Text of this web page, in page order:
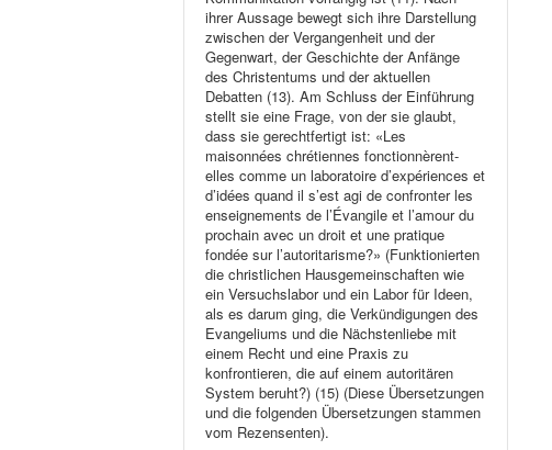
ihrer Aussage bewegt sich ihre Darstellung
zwischen der Vergangenheit und der
Gegenwart, der Geschichte der Anfänge
des Christentums und der aktuellen
Debatten (13). Am Schluss der Einführung
stellt sie eine Frage, von der sie glaubt,
dass sie gerechtfertigt ist: «Les
maisonnées chrétiennes fonctionnèrent-
elles comme un laboratoire d’expériences et
d’idées quand il s’est agi de confronter les
enseignements de l’Évangile et l’amour du
prochain avec un droit et une pratique
fondée sur l’autoritarisme?» (Funktionierten
die christlichen Hausgemeinschaften wie
ein Versuchslabor und ein Labor für Ideen,
als es darum ging, die Verkündigungen des
Evangeliums und die Nächstenliebe mit
einem Recht und eine Praxis zu
konfrontieren, die auf einem autoritären
System beruht?) (15) (Diese Übersetzungen
und die folgenden Übersetzungen stammen
vom Rezensenten).